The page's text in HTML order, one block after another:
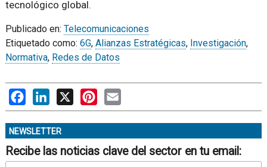
tecnológico global.
Publicado en: Telecomunicaciones
Etiquetado como: 6G, Alianzas Estratégicas, Investigación,
Normativa, Redes de Datos
FacebookLinkedIn
X PinterestEmail
NEWSLETTER
Recibe las noticias clave del sector en tu email: